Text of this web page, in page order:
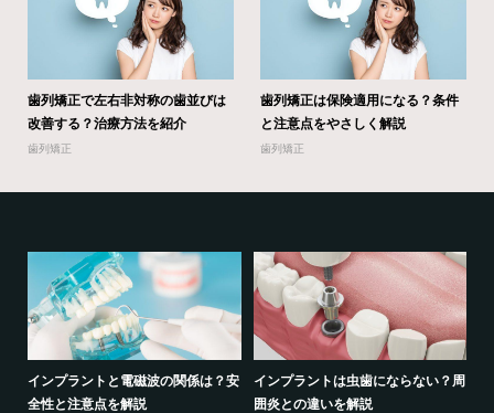
歯列矯正で左右非対称の歯並びは
改善する？治療方法を紹介
歯列矯正
歯列矯正は保険適用になる？条件
と注意点をやさしく解説
歯列矯正
インプラントと電磁波の関係は？安
全性と注意点を解説
インプラントは虫歯にならない？周
囲炎との違いを解説